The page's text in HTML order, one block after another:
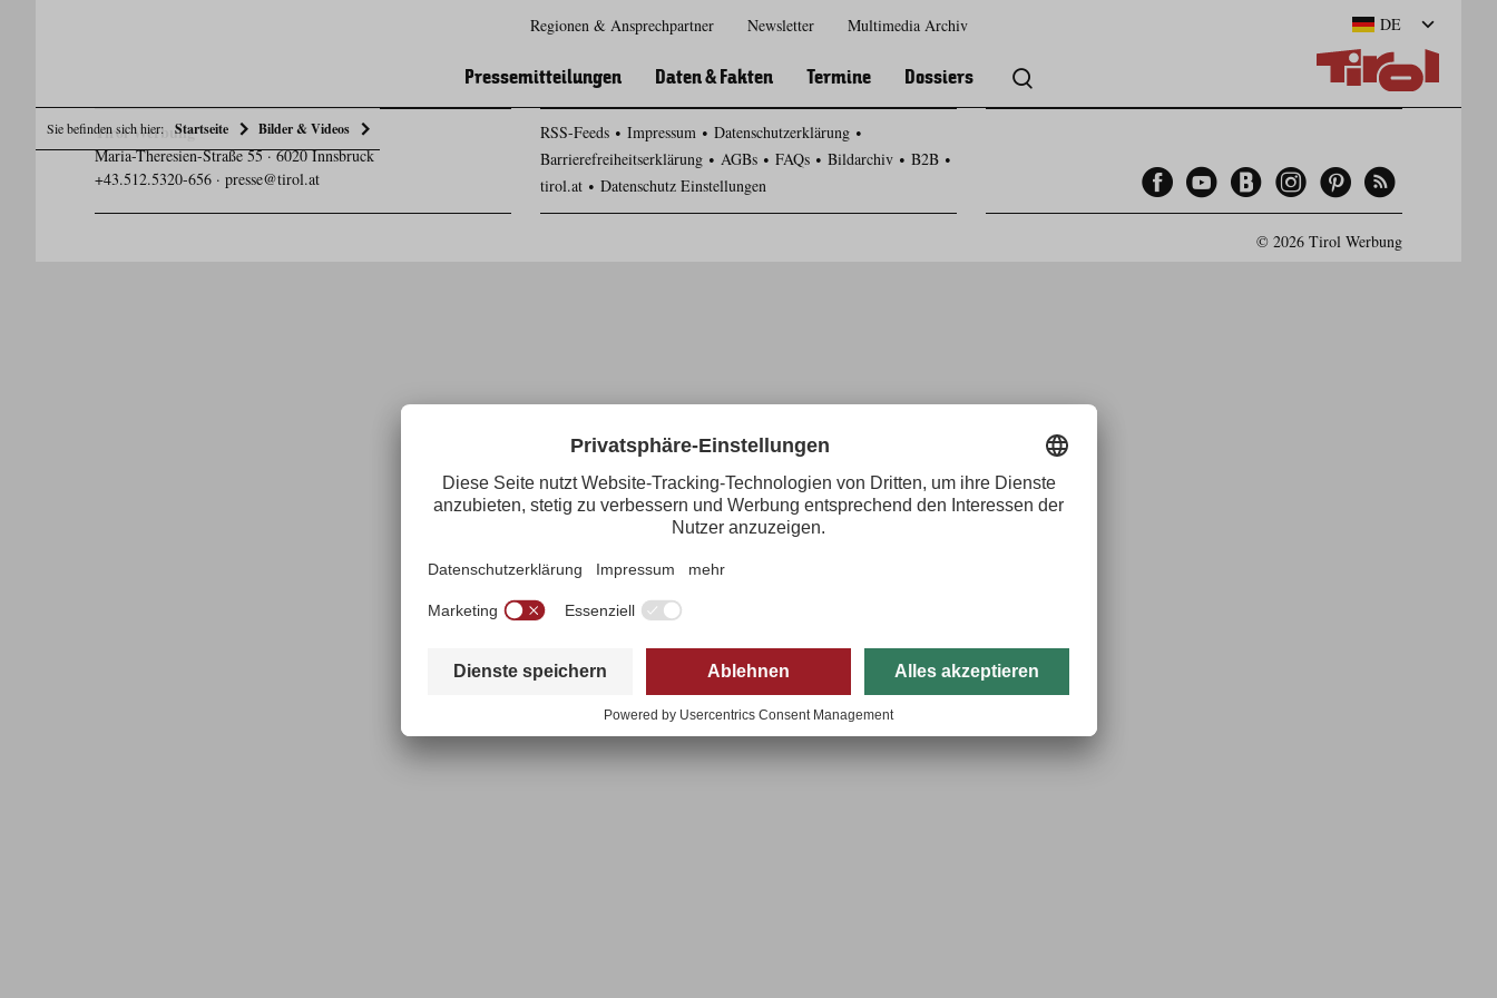
Sie befinden sich hier: Startseite Bilder & Videos
Zur
Zur
Zum
Zum
DE
Pressemitteilungen Daten & Fakten Termine Dossiers
Regionen & Ansprechpartner Newsletter Multimedia Archiv
Tirol Werbung
Maria-Theresien-Straße 55 · 6020 Innsbruck
+43.512.5320-656 · presse@tirol.at
RSS-Feeds Impressum
Datenschutzerklärung
Barrierefreiheitserklärung
AGBs FAQs Bildarchiv
B2B
tirol.at
Datenschutz Einstellungen
FacebookYouTubeBloggerInstagramPinterest
Feed
© 2026 Tirol Werbung